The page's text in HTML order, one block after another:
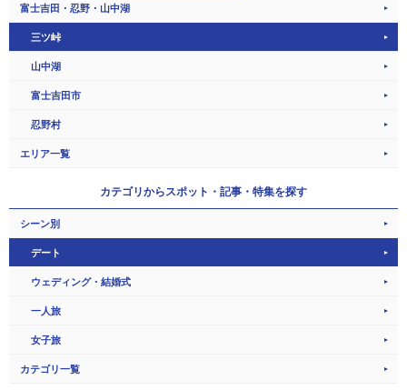
富士吉田・忍野・山中湖
三ツ峠
山中湖
富士吉田市
忍野村
エリア一覧
カテゴリからスポット・記事・特集を探す
シーン別
デート
ウェディング・結婚式
一人旅
女子旅
カテゴリ一覧